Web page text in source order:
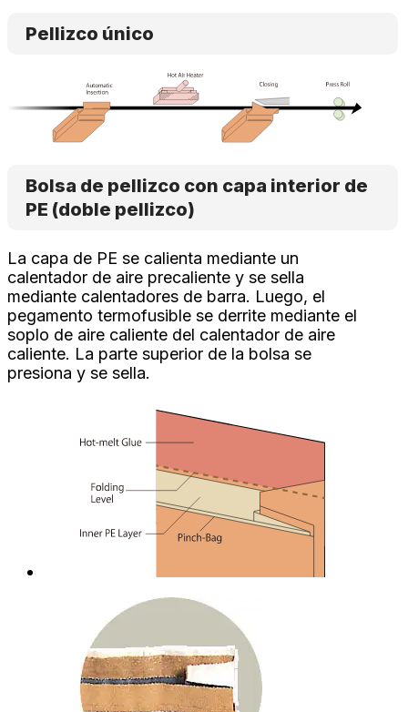
Pellizco único
Bolsa de pellizco con capa interior de
PE (doble pellizco)
La capa de PE se calienta mediante un
calentador de aire precaliente y se sella
mediante calentadores de barra. Luego, el
pegamento termofusible se derrite mediante el
soplo de aire caliente del calentador de aire
caliente. La parte superior de la bolsa se
presiona y se sella.